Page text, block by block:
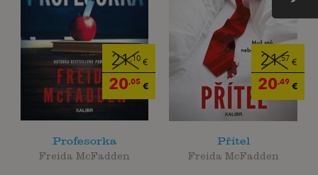
21,10€
20,05€
Profesorka
Freida McFadden
21,57 €
20,49 €
Přítel
Freida McFadden